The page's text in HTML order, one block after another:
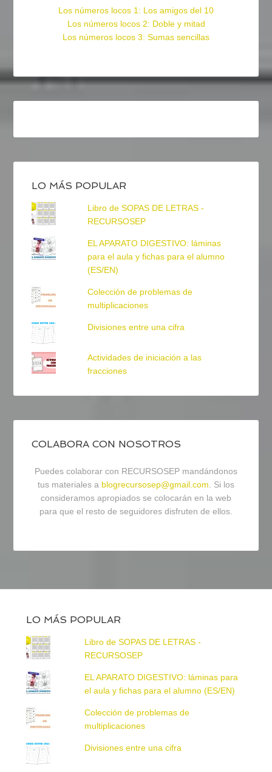
Los números locos 1: Los amigos del 10
Los números locos 2: Doble y mitad
Los números locos 3: Sumas sencillas
LO MÁS POPULAR
Libro de SOPAS DE LETRAS -
RECURSOSEP
EL APARATO DIGESTIVO: láminas
para el aula y fichas para el alumno
(ES/EN)
Colección de problemas de
multiplicaciones
Divisiones entre una cifra
Actividades de iniciación a las
fracciones
COLABORA CON NOSOTROS
Puedes colaborar con RECURSOSEP mandándonos
tus materiales a blogrecursosep@gmail.com. Si los
consideramos apropiados se colocarán en la web
para que el resto de seguidores disfruten de ellos.
LO MÁS POPULAR
Libro de SOPAS DE LETRAS -
RECURSOSEP
EL APARATO DIGESTIVO: láminas para
el aula y fichas para el alumno (ES/EN)
Colección de problemas de
multiplicaciones
Divisiones entre una cifra